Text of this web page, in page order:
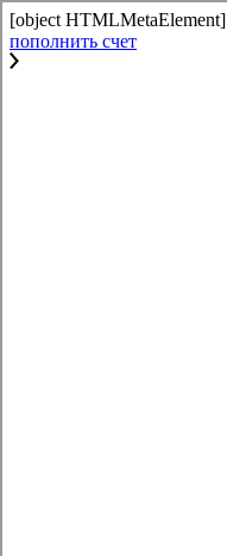
[object HTMLMetaElement]
пополнить счет